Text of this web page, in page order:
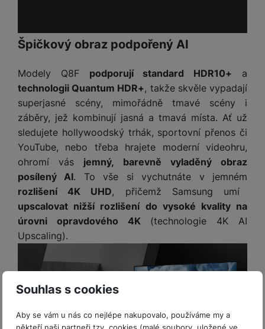
Souhlas s cookies
Aby se vám u nás co nejlépe nakupovalo, používáme my a
někteří naši partneři tzv. cookies (malé soubory, uložené ve
Špičkový obraz podpořený AI
Modely Q8F podporují standard HDR10+ a
technologii Quantum HDR+, takže skvěle vypadají
superjasné scény, mimořádně tmavé scény i
záběry, jež kombinují jasná a tmavá místa. Ať už
sledujete hollywoodský trhák, sportovní přenos či
YouTube, nebo třeba hrajete moderní videohru,
ohromí vás jemný, barevně vyladěný obraz
posílený AI. To vše si vychutnáte v jemném
rozlišení 4K UHD, přičemž Samsung umí
upscalovat nižší rozlišení do vysoké kvality na
úrovni opravdového 4K(technologie 4K AI
Upscaling).